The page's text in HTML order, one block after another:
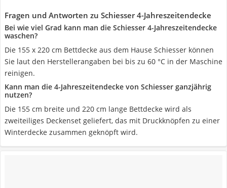
Fragen und Antworten zu Schiesser 4-Jahreszeitendecke
Bei wie viel Grad kann man die Schiesser 4-Jahreszeitendecke
waschen?
Die 155 x 220 cm Bettdecke aus dem Hause Schiesser können
Sie laut den Herstellerangaben bei bis zu 60 °C in der Maschine
reinigen.
Kann man die 4-Jahreszeitendecke von Schiesser ganzjährig
nutzen?
Die 155 cm breite und 220 cm lange Bettdecke wird als
zweiteiliges Deckenset geliefert, das mit Druckknöpfen zu einer
Winterdecke zusammen geknöpft wird.